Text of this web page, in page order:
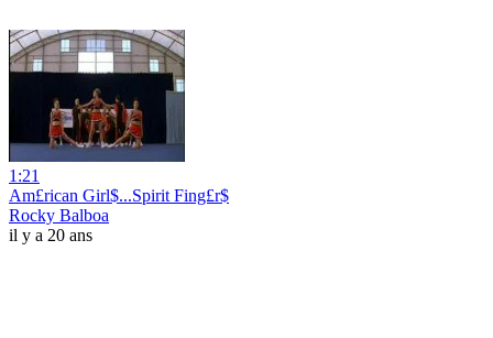
1:21
Am£rican Girl$...Spirit Fing£r$
Rocky Balboa
il y a 20 ans